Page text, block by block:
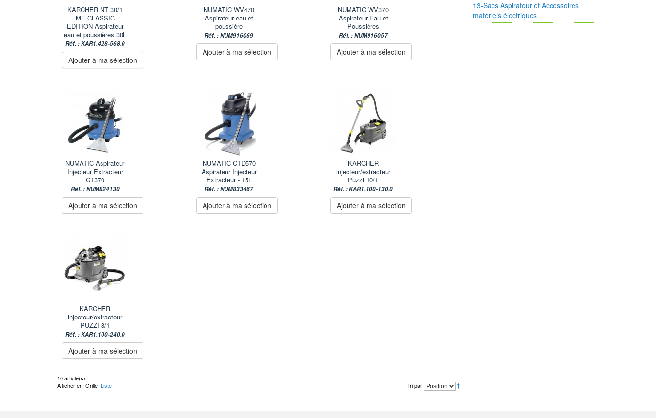
KARCHER NT 30/1
ME CLASSIC
EDITION Aspirateur
eau et poussières 30L
Réf. : KAR1.428-568.0
Ajouter à ma sélection
NUMATIC WV470
Aspirateur eau et
poussière
Réf. : NUM916069
Ajouter à ma sélection
NUMATIC WV370
Aspirateur Eau et
Poussières
Réf. : NUM916057
Ajouter à ma sélection
NUMATIC Aspirateur
Injecteur Extracteur
CT370
Réf. : NUM824130
Ajouter à ma sélection
NUMATIC CTD570
Aspirateur Injecteur
Extracteur - 15L
Réf. : NUM833467
Ajouter à ma sélection
KARCHER
injecteur/extracteur
Puzzi 10/1
Réf. : KAR1.100-130.0
Ajouter à ma sélection
KARCHER
injecteur/extracteur
PUZZI 8/1
Réf. : KAR1.100-240.0
Ajouter à ma sélection
10 article(s)
Afficher en: Grille Liste Tri par
13-Sacs Aspirateur et Accessoires
matériels électriques